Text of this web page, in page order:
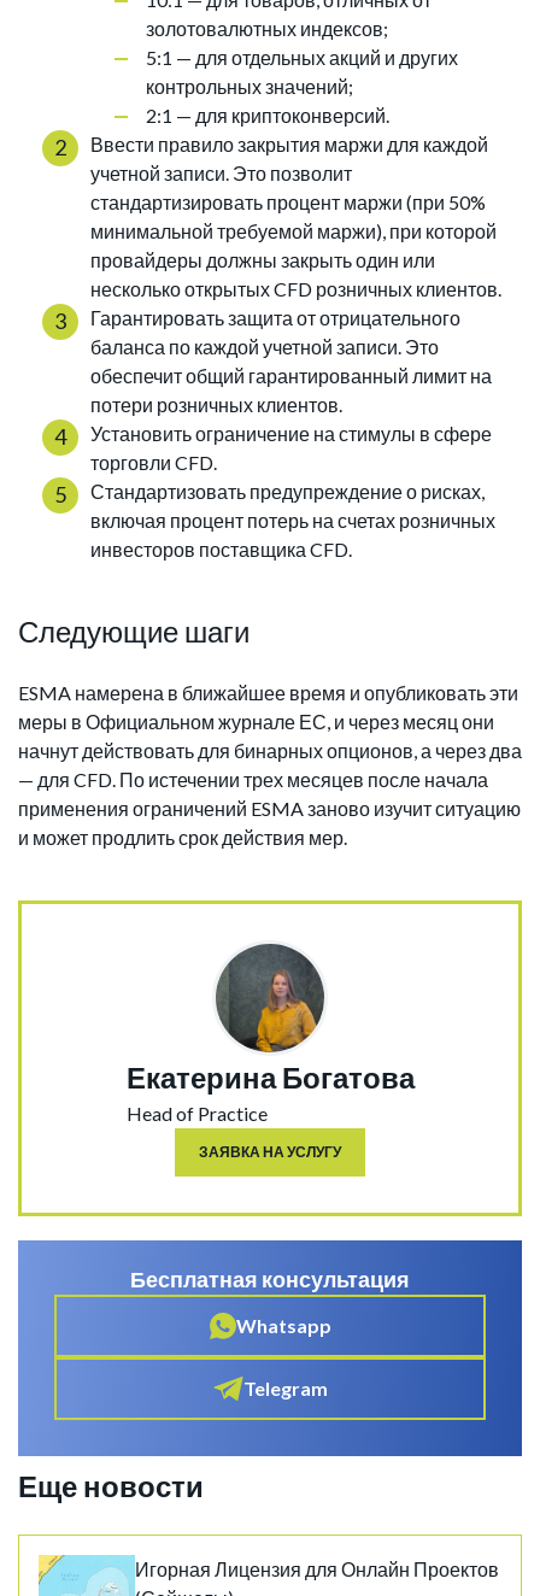
золотовалютных индексов;
5:1 — для отдельных акций и других
контрольных значений;
2:1 — для криптоконверсий.
Ввести правило закрытия маржи для каждой
учетной записи. Это позволит
стандартизировать процент маржи (при 50%
минимальной требуемой маржи), при которой
провайдеры должны закрыть один или
несколько открытых CFD розничных клиентов.
Гарантировать защита от отрицательного
баланса по каждой учетной записи. Это
обеспечит общий гарантированный лимит на
потери розничных клиентов.
Установить ограничение на стимулы в сфере
торговли CFD.
Стандартизовать предупреждение о рисках,
включая процент потерь на счетах розничных
инвесторов поставщика CFD.
Следующие шаги
ESMA намерена в ближайшее время и опубликовать эти
меры в Официальном журнале ЕС, и через месяц они
начнут действовать для бинарных опционов, а через два
— для CFD. По истечении трех месяцев после начала
применения ограничений ESMA заново изучит ситуацию
и может продлить срок действия мер.
Екатерина Богатова
Head of Practice
ЗАЯВКА НА УСЛУГУ
Бесплатная консультация
Whatsapp
Telegram
Еще новости
Игорная Лицензия для Онлайн Проектов